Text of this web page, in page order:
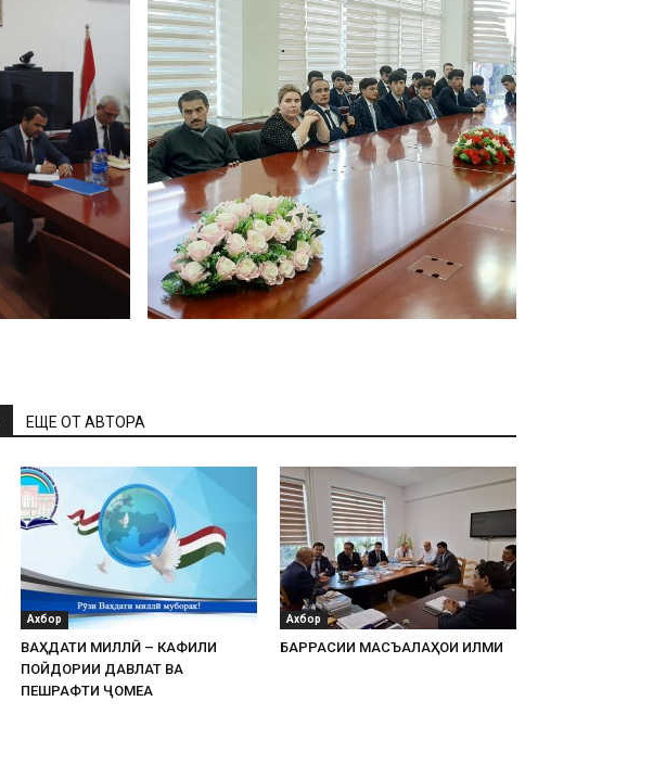
ЕЩЕ ОТ АВТОРА
Ахбор
ВАҲДАТИ МИЛЛӢ – КАФИЛИ
ПОЙДОРИИ ДАВЛАТ ВА
ПЕШРАФТИ ҶОМЕА
Ахбор
БАРРАСИИ МАСЪАЛАҲОИ ИЛМИ